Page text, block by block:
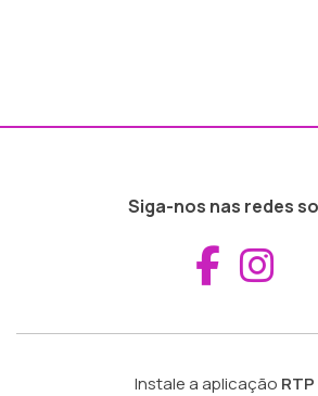
Siga-nos nas redes
Instale a aplicação